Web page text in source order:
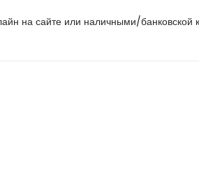
на сайте или наличными/банковской